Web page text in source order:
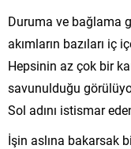
Duruma ve bağlama
akımların bazıları iç
Hepsinin az çok bir
savunulduğu
Sol adını istismar
İşin aslına bakarsak